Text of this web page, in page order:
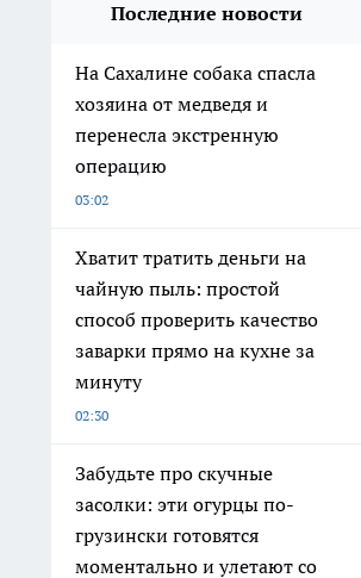
Последние новости
На Сахалине собака спасла
хозяина от медведя и
перенесла экстренную
операцию
03:02
Хватит тратить деньги на
чайную пыль: простой
способ проверить качество
заварки прямо на кухне за
минуту
02:30
Забудьте про скучные
засолки: эти огурцы по-
грузински готовятся
моментально и улетают со